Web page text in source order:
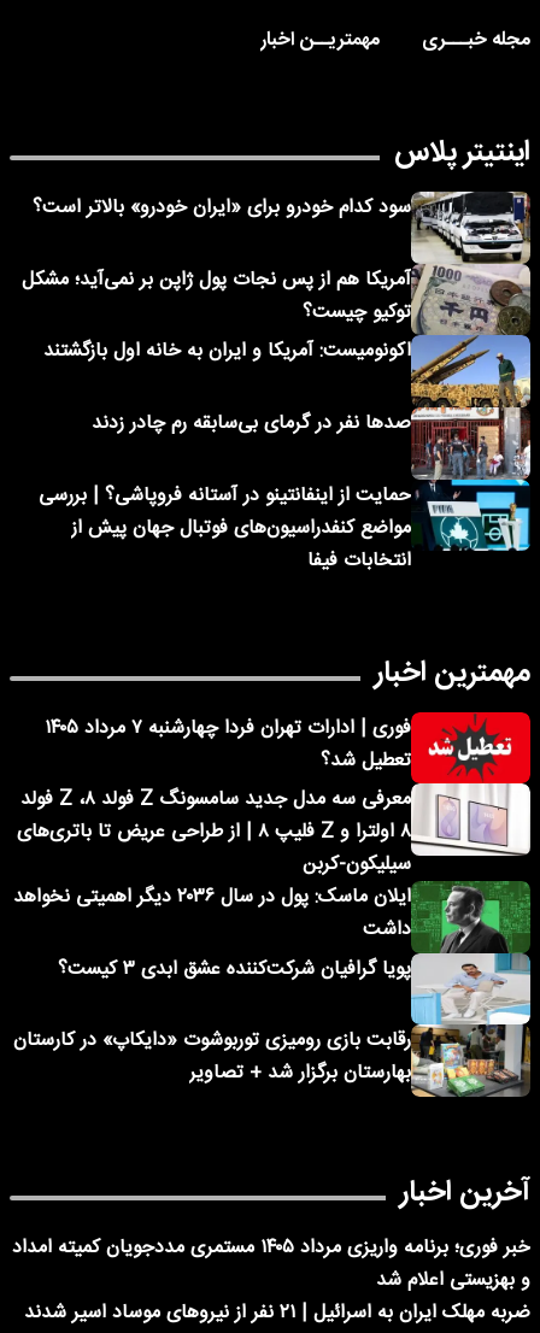
مجله خبـــری
مهمتریــن اخبار
اینتیتر پلاس
سود کدام خودرو برای «ایران خودرو» بالاتر است؟
آمریکا هم از پس نجات پول ژاپن بر نمی‌آید؛ مشکل
توکیو چیست؟
اکونومیست: آمریکا و ایران به خانه اول بازگشتند
صدها نفر در گرمای بی‌سابقه رم چادر زدند
حمایت از اینفانتینو در آستانه فروپاشی؟ | بررسی
مواضع کنفدراسیون‌های فوتبال جهان پیش از
انتخابات فیفا
مهمترین اخبار
فوری | ادارات تهران فردا چهارشنبه ۷ مرداد ۱۴۰۵
تعطیل شد؟
معرفی سه مدل جدید سامسونگ Z فولد ۸، Z فولد
۸ اولترا و Z فلیپ ۸ | از طراحی عریض تا باتری‌های
سیلیکون-کربن
ایلان ماسک: پول در سال ۲۰۳۶ دیگر اهمیتی نخواهد
داشت
پویا گرافیان شرکت‌کننده عشق ابدی ۳ کیست؟
رقابت بازی رومیزی توربوشوت «دایکاپ» در کارستان
بهارستان برگزار شد + تصاویر
آخرین اخبار
خبر فوری؛ برنامه واریزی مرداد ۱۴۰۵ مستمری مددجویان کمیته امداد
و بهزیستی اعلام شد
ضربه مهلک ایران به اسرائیل | ۲۱ نفر از نیروهای موساد اسیر شدند